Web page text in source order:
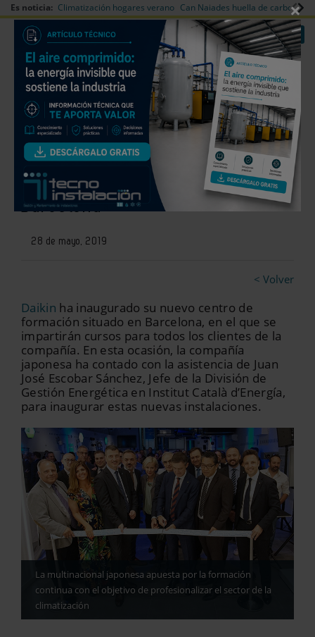
Es noticia: Climatización hogares verano Can Naiades huella de carbono
Redes Sociales Es noticia Login empresas Registro
Daikin abre las puertas de su
nuevo centro de formación en
Barcelona
28 de mayo, 2019
< Volver
Daikin ha inaugurado su nuevo centro de
formación situado en Barcelona, en el que se
impartirán cursos para todos los clientes de la
compañía. En esta ocasión, la compañía
japonesa ha contado con la asistencia de Juan
José Escobar Sánchez, Jefe de la División de
Gestión Energética en Institut Català d’Energía,
para inaugurar estas nuevas instalaciones.
La multinacional japonesa apuesta por la formación
continua con el objetivo de profesionalizar el sector de la
climatización
×